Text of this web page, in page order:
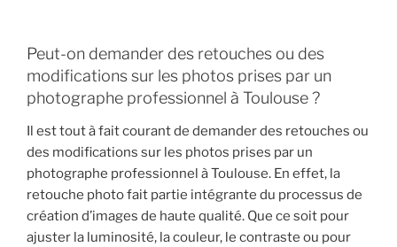
Peut-on demander des retouches ou des
modifications sur les photos prises par un
photographe professionnel à Toulouse ?
Il est tout à fait courant de demander des retouches ou
des modifications sur les photos prises par un
photographe professionnel à Toulouse. En effet, la
retouche photo fait partie intégrante du processus de
création d’images de haute qualité. Que ce soit pour
ajuster la luminosité, la couleur, le contraste ou pour